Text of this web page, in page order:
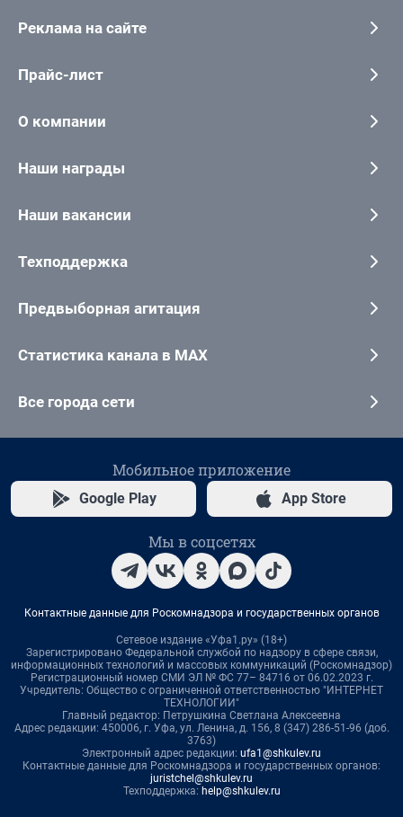
Реклама на сайте
Прайс-лист
О компании
Наши награды
Наши вакансии
Техподдержка
Предвыборная агитация
Статистика канала в MAX
Все города сети
Мобильное приложение
Google Play App Store
Мы в соцсетях
Контактные данные для Роскомнадзора и государственных органов
Сетевое издание «Уфа1.ру» (18+)
Зарегистрировано Федеральной службой по надзору в сфере связи,
информационных технологий и массовых коммуникаций (Роскомнадзор)
Регистрационный номер СМИ ЭЛ № ФС 77– 84716 от 06.02.2023 г.
Учредитель: Общество с ограниченной ответственностью "ИНТЕРНЕТ
ТЕХНОЛОГИИ"
Главный редактор: Петрушкина Светлана Алексеевна
Адрес редакции: 450006, г. Уфа, ул. Ленина, д. 156, 8 (347) 286-51-96 (доб.
3763)
Электронный адрес редакции: ufa1@shkulev.ru
Контактные данные для Роскомнадзора и государственных органов:
juristchel@shkulev.ru
Техподдержка: help@shkulev.ru